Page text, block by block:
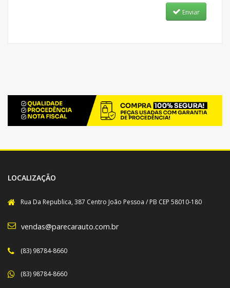
Enviar
LOCALIZAÇÃO
Rua Da Republica, 387 Centro João Pessoa / PB CEP 58010-180
vendas@parecarauto.com.br
(83) 98784-8660
(83) 98784-8660